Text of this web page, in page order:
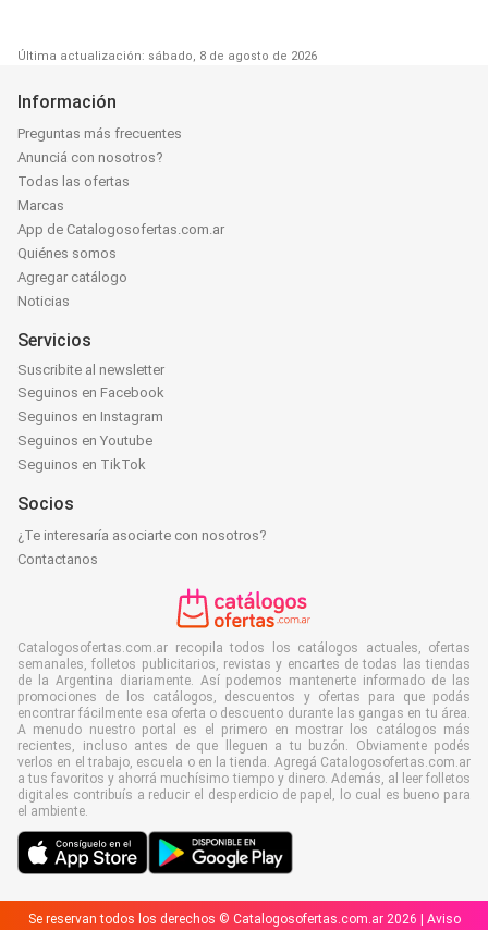
Última actualización: sábado, 8 de agosto de 2026
Información
Preguntas más frecuentes
Anunciá con nosotros?
Todas las ofertas
Marcas
App de Catalogosofertas.com.ar
Quiénes somos
Agregar catálogo
Noticias
Servicios
Suscribite al newsletter
Seguinos en Facebook
Seguinos en Instagram
Seguinos en Youtube
Seguinos en TikTok
Socios
¿Te interesaría asociarte con nosotros?
Contactanos
Catalogosofertas.com.ar recopila todos los catálogos actuales, ofertas
semanales, folletos publicitarios, revistas y encartes de todas las tiendas
de la Argentina diariamente. Así podemos mantenerte informado de las
promociones de los catálogos, descuentos y ofertas para que podás
encontrar fácilmente esa oferta o descuento durante las gangas en tu área.
A menudo nuestro portal es el primero en mostrar los catálogos más
recientes, incluso antes de que lleguen a tu buzón. Obviamente podés
verlos en el trabajo, escuela o en la tienda. Agregá Catalogosofertas.com.ar
a tus favoritos y ahorrá muchísimo tiempo y dinero. Además, al leer folletos
digitales contribuís a reducir el desperdicio de papel, lo cual es bueno para
el ambiente.
Se reservan todos los derechos © Catalogosofertas.com.ar 2026 | Aviso